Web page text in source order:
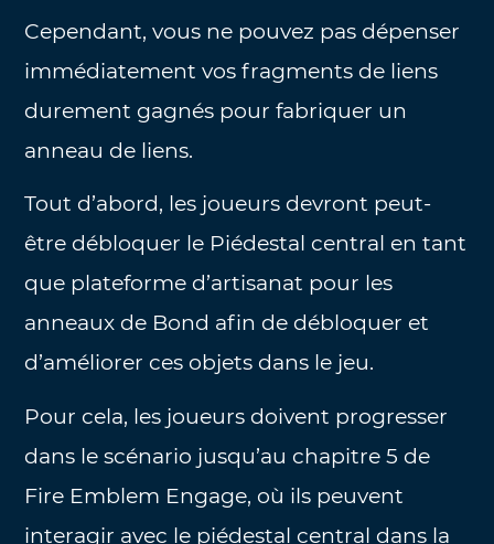
Cependant, vous ne pouvez pas dépenser
immédiatement vos fragments de liens
durement gagnés pour fabriquer un
anneau de liens.
Tout d’abord, les joueurs devront peut-
être débloquer le Piédestal central en tant
que plateforme d’artisanat pour les
anneaux de Bond afin de débloquer et
d’améliorer ces objets dans le jeu.
Pour cela, les joueurs doivent progresser
dans le scénario jusqu’au chapitre 5 de
Fire Emblem Engage, où ils peuvent
interagir avec le piédestal central dans la